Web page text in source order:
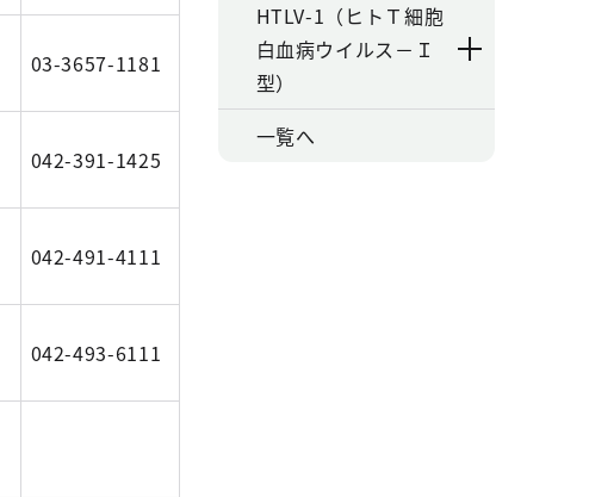
03-3657-1181
042-391-1425
042-491-4111
042-493-6111
HTLV-1（ヒトＴ細胞
白血病ウイルス－Ｉ
型）
一覧へ